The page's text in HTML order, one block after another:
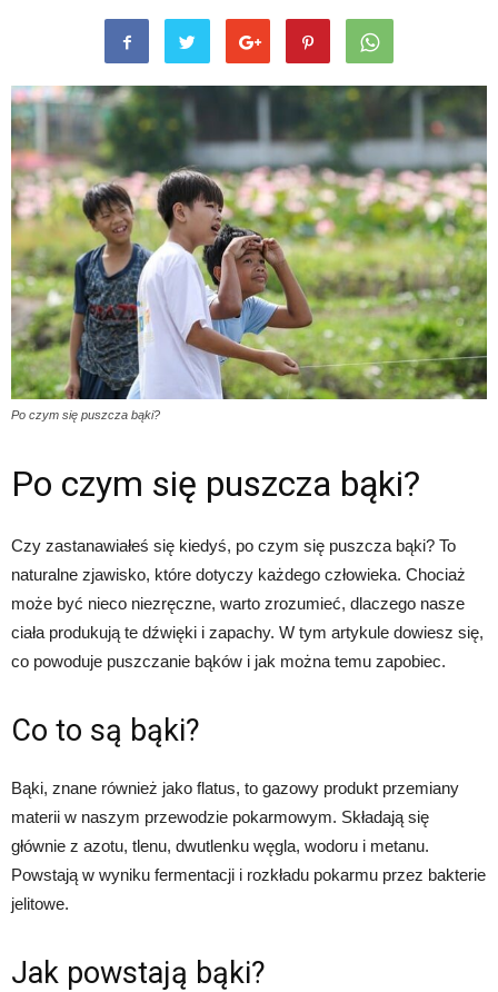
Po czym się puszcza bąki?
Po czym się puszcza bąki?
Czy zastanawiałeś się kiedyś, po czym się puszcza bąki? To
naturalne zjawisko, które dotyczy każdego człowieka. Chociaż
może być nieco niezręczne, warto zrozumieć, dlaczego nasze
ciała produkują te dźwięki i zapachy. W tym artykule dowiesz się,
co powoduje puszczanie bąków i jak można temu zapobiec.
Co to są bąki?
Bąki, znane również jako flatus, to gazowy produkt przemiany
materii w naszym przewodzie pokarmowym. Składają się
głównie z azotu, tlenu, dwutlenku węgla, wodoru i metanu.
Powstają w wyniku fermentacji i rozkładu pokarmu przez bakterie
jelitowe.
Jak powstają bąki?